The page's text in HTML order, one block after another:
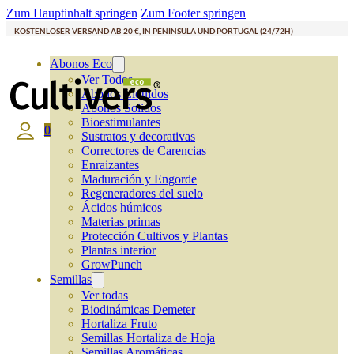
Zum Hauptinhalt springen Zum Footer springen
KOSTENLOSER VERSAND AB 20 €, IN PENINSULA UND PORTUGAL (24/72H)
Abonos Eco
Ver Todos
Abonos Líquidos
Abonos Solidos
Bioestimulantes
Sustratos y decorativas
Correctores de Carencias
Enraizantes
Maduración y Engorde
Regeneradores del suelo
Ácidos húmicos
Materias primas
Protección Cultivos y Plantas
Plantas interior
GrowPunch
Semillas
Ver todas
Biodinámicas Demeter
Hortaliza Fruto
Semillas Hortaliza de Hoja
0